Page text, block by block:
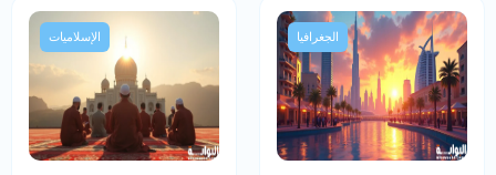
الجغرافيا الإسلاميات